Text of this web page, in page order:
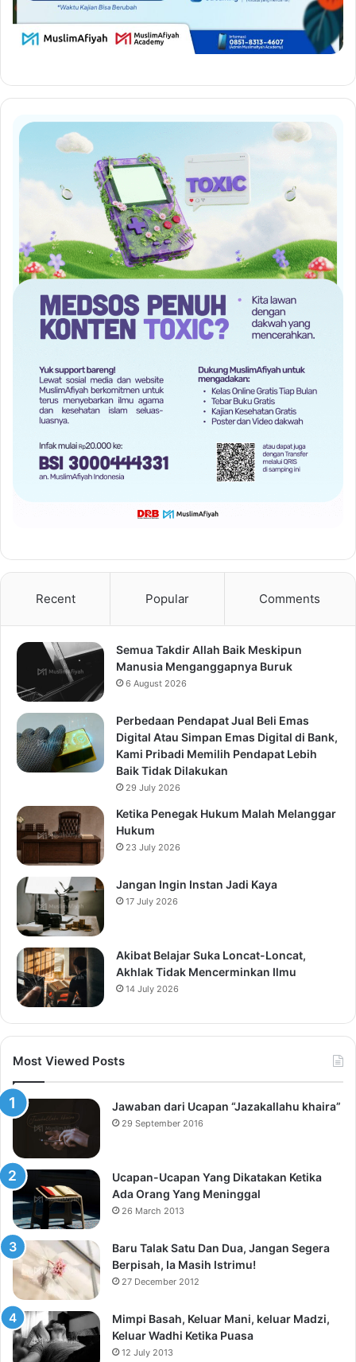
Recent Popular Comments
Semua Takdir Allah Baik Meskipun
Manusia Menganggapnya Buruk
6 August 2026
Perbedaan Pendapat Jual Beli Emas
Digital Atau Simpan Emas Digital di Bank,
Kami Pribadi Memilih Pendapat Lebih
Baik Tidak Dilakukan
29 July 2026
Ketika Penegak Hukum Malah Melanggar
Hukum
23 July 2026
Jangan Ingin Instan Jadi Kaya
17 July 2026
Akibat Belajar Suka Loncat-Loncat,
Akhlak Tidak Mencerminkan Ilmu
14 July 2026
Most Viewed Posts
Jawaban dari Ucapan “Jazakallahu khaira”
29 September 2016
Ucapan-Ucapan Yang Dikatakan Ketika
Ada Orang Yang Meninggal
26 March 2013
Baru Talak Satu Dan Dua, Jangan Segera
Berpisah, Ia Masih Istrimu!
27 December 2012
Mimpi Basah, Keluar Mani, keluar Madzi,
Keluar Wadhi Ketika Puasa
12 July 2013